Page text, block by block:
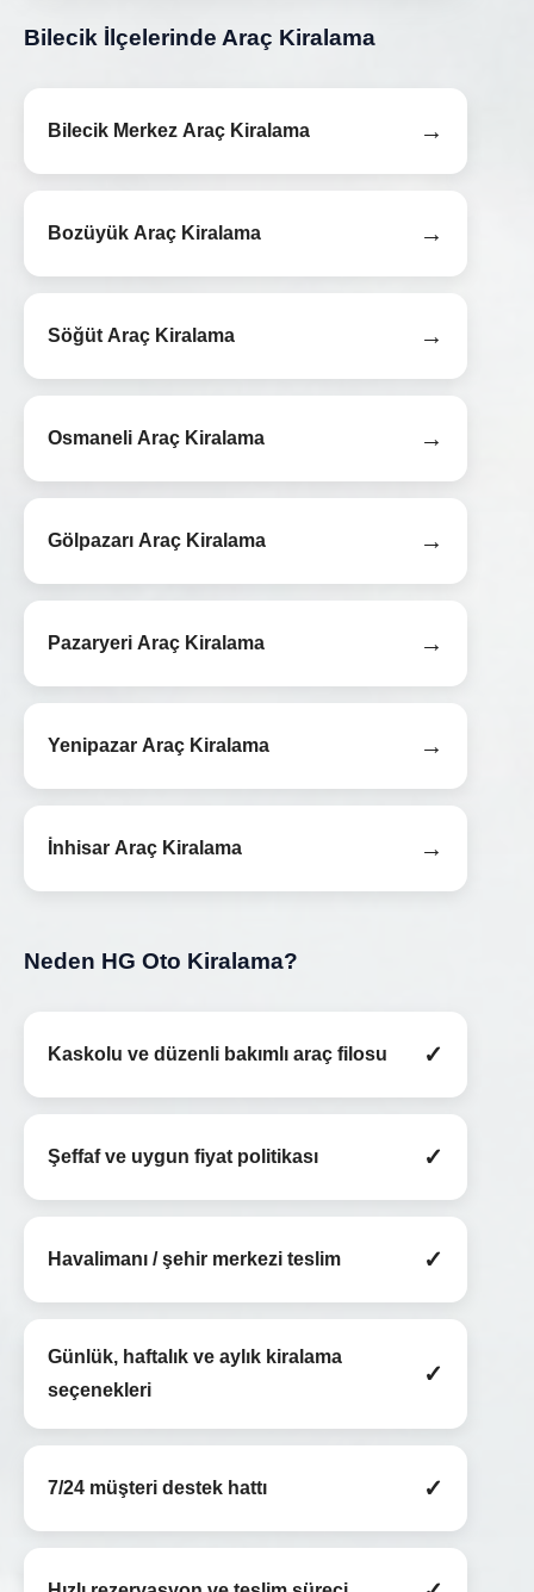
Bilecik İlçelerinde Araç Kiralama
Bilecik Merkez Araç Kiralama →
Bozüyük Araç Kiralama →
Söğüt Araç Kiralama →
Osmaneli Araç Kiralama →
Gölpazarı Araç Kiralama →
Pazaryeri Araç Kiralama →
Yenipazar Araç Kiralama →
İnhisar Araç Kiralama →
Neden HG Oto Kiralama?
Kaskolu ve düzenli bakımlı araç filosu ✓
Şeffaf ve uygun fiyat politikası ✓
Havalimanı / şehir merkezi teslim ✓
Günlük, haftalık ve aylık kiralama
seçenekleri
✓
7/24 müşteri destek hattı ✓